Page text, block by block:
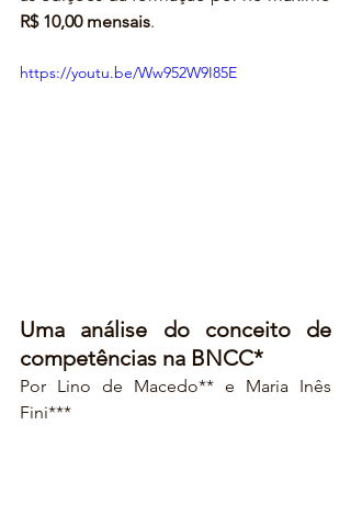
R$ 10,00 mensais.
https://youtu.be/Ww952W9I85E
Uma análise do conceito de
competências na BNCC*
Por Lino de Macedo** e Maria Inês
Fini***